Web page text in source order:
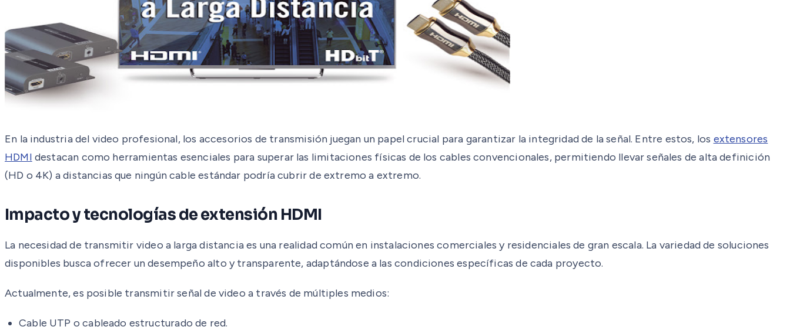
En la industria del video profesional, los accesorios de transmisión juegan un papel crucial para garantizar la integridad de la señal. Entre estos, los extensores
HDMI destacan como herramientas esenciales para superar las limitaciones físicas de los cables convencionales, permitiendo llevar señales de alta definición
(HD o 4K) a distancias que ningún cable estándar podría cubrir de extremo a extremo.
Impacto y tecnologías de extensión HDMI
La necesidad de transmitir video a larga distancia es una realidad común en instalaciones comerciales y residenciales de gran escala. La variedad de soluciones
disponibles busca ofrecer un desempeño alto y transparente, adaptándose a las condiciones específicas de cada proyecto.
Actualmente, es posible transmitir señal de video a través de múltiples medios:
Cable UTP o cableado estructurado de red.